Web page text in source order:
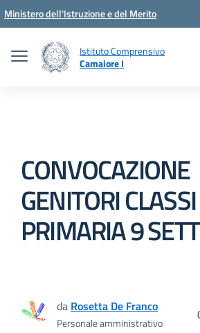
Vai ai contenuti
Vai al menu di navigazione
Vai al footer
Ministero dell'Istruzione e del Merito
Istituto Comprensivo
Camaiore I
CONVOCAZIONE
GENITORI
PRIMARIA 9
da Rosetta De Franco
Personale amministrativo